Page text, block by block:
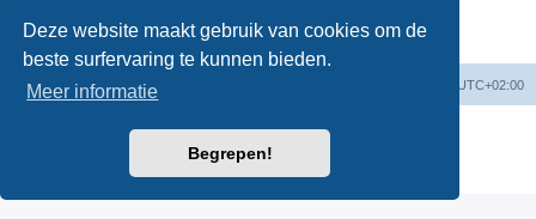
Deze website maakt gebruik van cookies om de
beste surfervaring te kunnen bieden.
Meer informatie
Begrepen!
kunt nietje eigen berichten verwijderen in dit forum
Forumoverzicht UTC+02:00
Powered byphpBB® Forum Software © phpBB Limited
Nederlandse vertaling door
Gebruikersvoorwaarden